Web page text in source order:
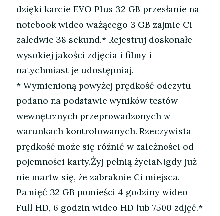
dzięki karcie EVO Plus 32 GB przesłanie na
notebook wideo ważącego 3 GB zajmie Ci
zaledwie 38 sekund.* Rejestruj doskonałe,
wysokiej jakości zdjęcia i filmy i
natychmiast je udostępniaj.
* Wymienioną powyżej prędkość odczytu
podano na podstawie wyników testów
wewnętrznych przeprowadzonych w
warunkach kontrolowanych. Rzeczywista
prędkość może się różnić w zależności od
pojemności karty.Żyj pełnią życiaNigdy już
nie martw się, że zabraknie Ci miejsca.
Pamięć 32 GB pomieści 4 godziny wideo
Full HD, 6 godzin wideo HD lub 7500 zdjęć.*